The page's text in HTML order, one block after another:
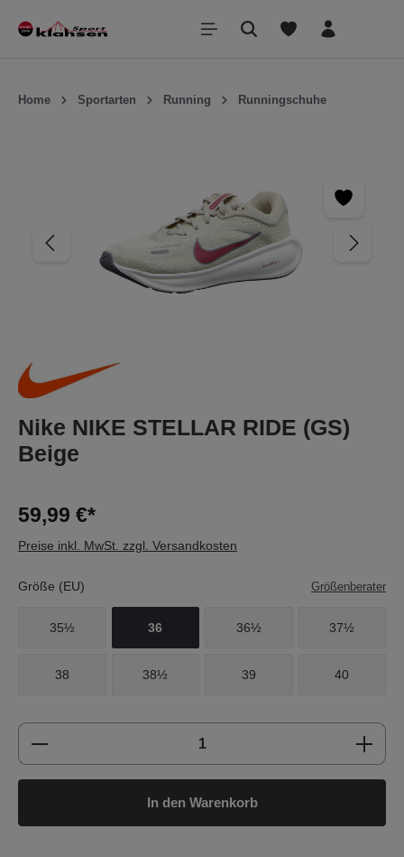
springen
Home Sportarten Running Runningschuhe
Nike NIKE STELLAR RIDE (GS)
Beige
59,99 €*
Preise inkl. MwSt. zzgl. Versandkosten
Größe (EU) Größenberater
35½ 36 36½ 37½
38 38½ 39 40
Produkt Anzahl: Gib den gewünschten
In den Warenkorb